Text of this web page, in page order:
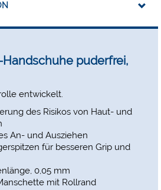
DE Healthcare und
Mit zeitgemäßem
punktuell angepassten
und attraktiver.
die Produkte, auf die Sie sich
liefern wir Artikel sowohl
neuen Design aus, um die
sicherzustellen. Entdecken Sie
– mit der bewährten
die Sie kennen, bequem in
puderfrei,
entwickelt.
des Risikos von Haut- und
An- und Ausziehen
für besseren Grip und
0,05 mm
mit Rollrand